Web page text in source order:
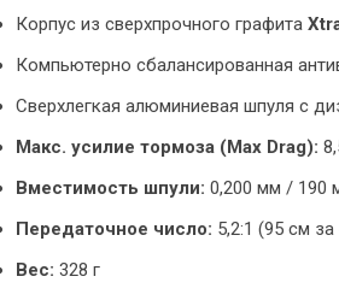
Корпус из сверхпрочного графита
Компьютерно сбалансированная
Сверхлегкая алюминиевая шпуля с
Макс. усилие тормоза (Max Drag):
Вместимость шпули: 0,200 мм / 190
Передаточное число: 5,2:1 (95 см
Вес: 328 г